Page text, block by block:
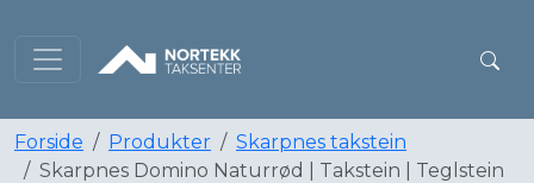
Forside Produkter
Skarpnes takstein
Skarpnes Domino Naturrød | Takstein | Teglstein